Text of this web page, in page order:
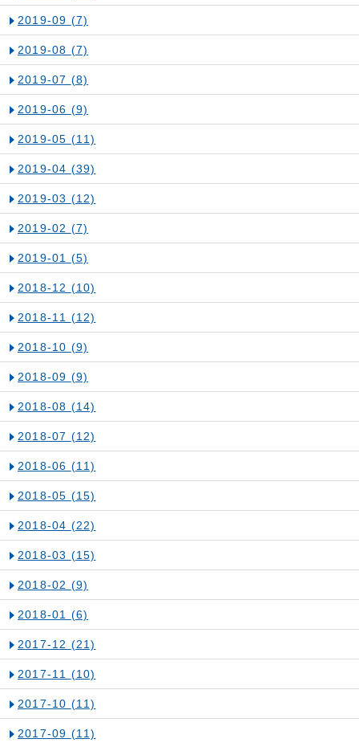
2019-09 (7)
2019-08 (7)
2019-07 (8)
2019-06 (9)
2019-05 (11)
2019-04 (39)
2019-03 (12)
2019-02 (7)
2019-01 (5)
2018-12 (10)
2018-11 (12)
2018-10 (9)
2018-09 (9)
2018-08 (14)
2018-07 (12)
2018-06 (11)
2018-05 (15)
2018-04 (22)
2018-03 (15)
2018-02 (9)
2018-01 (6)
2017-12 (21)
2017-11 (10)
2017-10 (11)
2017-09 (11)